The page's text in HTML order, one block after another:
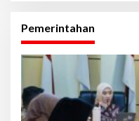
Pemerintahan